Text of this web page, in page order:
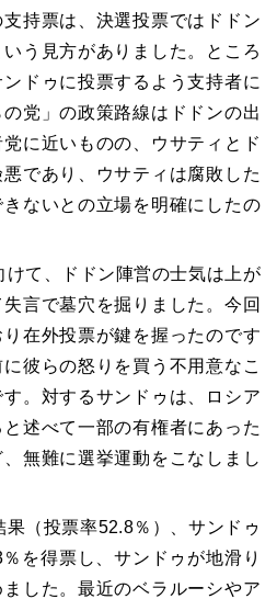
持票は、決選投票ではドドン
う見方がありました。ところ
ドゥに投票するよう支持者に
党」の政策路線はドドンの出
に近いものの、ウサティとド
であり、ウサティは腐敗した
ないとの立場を明確にしたの
けて、ドドン陣営の士気は上が
言で墓穴を掘りました。今回
在外投票が鍵を握ったのです
彼らの怒りを買う不用意なこ
。対するサンドゥは、ロシア
述べて一部の有権者にあった
無難に選挙運動をこなしまし
果（投票率52.8％）、サンドゥ
％を得票し、サンドゥが地滑り
した。最近のベラルーシやア